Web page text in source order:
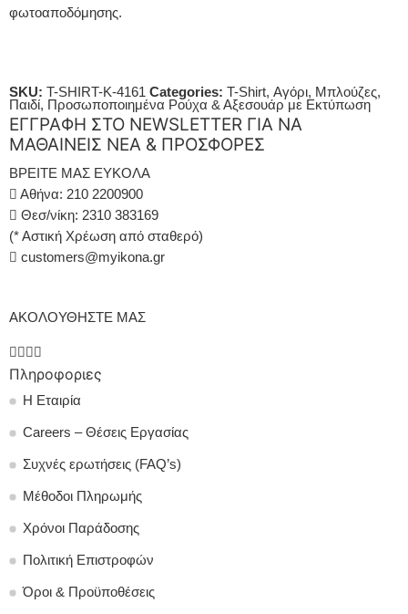
φωτοαποδόμησης.
SKU: T-SHIRT-K-4161 Categories: T-Shirt, Αγόρι, Μπλούζες,
Παιδί, Προσωποποιημένα Ρούχα & Αξεσουάρ με Εκτύπωση
ΕΓΓΡΑΦΗ ΣΤΟ NEWSLETTER ΓΙΑ ΝΑ
ΜΑΘΑΙΝΕΙΣ ΝΕΑ & ΠΡΟΣΦΟΡΕΣ
ΒΡΕΙΤΕ ΜΑΣ ΕΥΚΟΛΑ
Αθήνα: 210 2200900
Θεσ/νίκη: 2310 383169
(* Αστική Χρέωση από σταθερό)
customers@myikona.gr
ΑΚΟΛΟΥΘΗΣΤΕ ΜΑΣ
Πληροφοριες
Η Εταιρία
Careers – Θέσεις Εργασίας
Συχνές ερωτήσεις (FAQ’s)
Μέθοδοι Πληρωμής
Χρόνοι Παράδοσης
Πολιτική Επιστροφών
Όροι & Προϋποθέσεις